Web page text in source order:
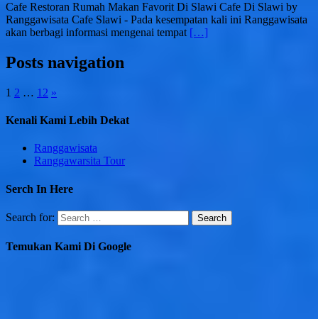
Cafe Restoran Rumah Makan Favorit Di Slawi Cafe Di Slawi by
Ranggawisata Cafe Slawi - Pada kesempatan kali ini Ranggawisata
akan berbagi informasi mengenai tempat […]
Posts navigation
1 2 … 12 »
Kenali Kami Lebih Dekat
Ranggawisata
Ranggawarsita Tour
Serch In Here
Search for:
Temukan Kami Di Google